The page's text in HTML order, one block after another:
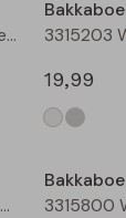
3315501 W20180 baby meisjes gilet/hesje Taupe
Bakkaboe
19,99
3315203 W20165 baby meisjes lange broek Grijs midden
Bakkaboe